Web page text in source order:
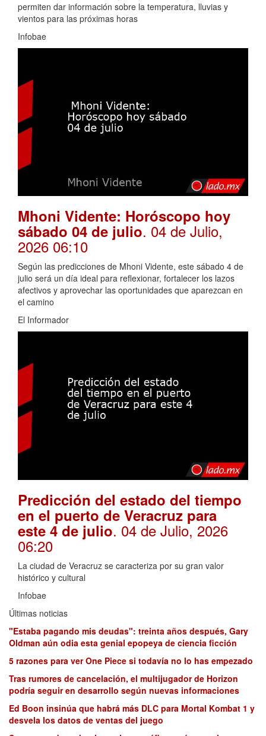
permiten dar información sobre la temperatura, lluvias y
vientos para las próximas horas
Infobae
Mhoni Vidente: Horóscopo hoy
sábado 04 de julio. 04 de Julio,
2026 06:10
Según las predicciones de Mhoni Vidente, este sábado 4 de
julio será un día ideal para reflexionar, fortalecer los lazos
afectivos y aprovechar las oportunidades que aparezcan en
el camino
El Informador
Predicción del estado del tiempo
en el puerto de Veracruz para
este 4 de julio. 04 de Julio, 2026
06:20
La ciudad de Veracruz se caracteriza por su gran valor
histórico y cultural
Infobae
Últimas noticias
"Estaba pagando mis deudas": treinta años después, Gary
Oldman aún odia esta genial epopeya de ciencia ficción
5 razones para ver One Piece si todavía no lo has empezado
Tras rumores de cancelación, el multijugador de Horizon
podría seguir en desarrollo según nuevas informaciones
Ed Boon insinúa que habrá más DLC para Mortal Kombat 1 y
desvela los datos de ventas del juego